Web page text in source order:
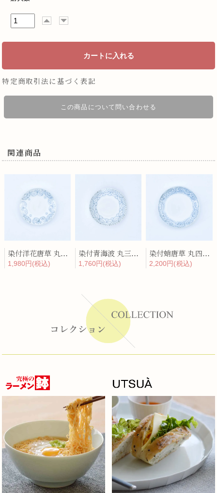
特定商取引法に基づく表記
この商品について問い合わせる
関連商品
染付洋花唐草 丸三寸皿
1,980円(税込)
染付青海波 丸三寸皿
1,760円(税込)
染付蛸唐草 丸四寸皿
2,200円(税込)